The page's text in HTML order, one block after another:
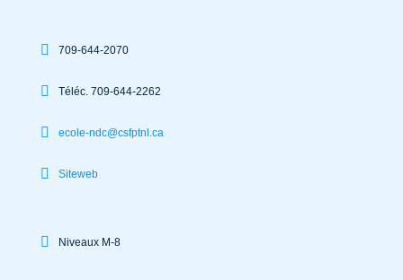
709-644-2070
Téléc. 709-644-2262
ecole-ndc@csfptnl.ca
Siteweb
Niveaux M-8